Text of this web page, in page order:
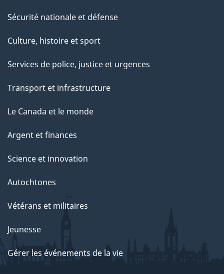
Sécurité nationale et défense
Culture, histoire et sport
Services de police, justice et urgences
Transport et infrastructure
Le Canada et le monde
Argent et finances
Science et innovation
Autochtones
Vétérans et militaires
Jeunesse
Gérer les événements de la vie